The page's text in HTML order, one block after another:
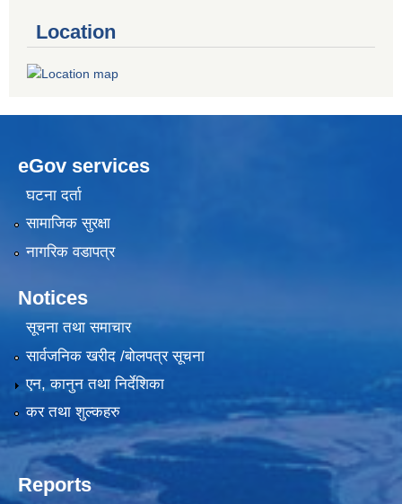
Location
eGov services
घटना दर्ता
सामाजिक सुरक्षा
नागरिक वडापत्र
Notices
सूचना तथा समाचार
सार्वजनिक खरीद /बोलपत्र सूचना
एन, कानुन तथा निर्देशिका
कर तथा शुल्कहरु
Reports